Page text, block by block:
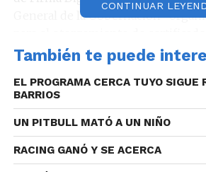
General de la Gobernación-
funcionarios públicos del Gobierno
En un primer término, además del
también accedieron a la firma
las cuatro secretarías –Legislativa,
Administrativa y Técnica
CONTINUAR
También te puede
EL PROGRAMA CERCA TUYO SIGUE
BARRIOS
UN PITBULL MATÓ A UN NIÑO
RACING GANÓ Y SE ACERCA